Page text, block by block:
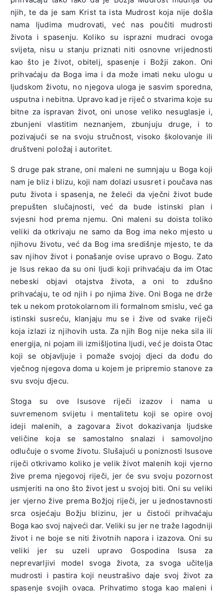
njih, te da je sam Krist ta ista Mudrost koja nije došla
nama ljudima mudrovati, već nas poučiti mudrosti
života i spasenju. Koliko su isprazni mudraci ovoga
svijeta, nisu u stanju priznati niti osnovne vrijednosti
kao što je život, obitelj, spasenje i Božji zakon. Oni
prihvaćaju da Boga ima i da može imati neku ulogu u
ljudskom životu, no njegova uloga je sasvim sporedna,
usputna i nebitna. Upravo kad je riječ o stvarima koje su
bitne za ispravan život, oni unose veliko nesuglasje i,
zbunjeni vlastitim neznanjem, zbunjuju druge, i to
pozivajući se na svoju stručnost, visoko školovanje ili
društveni položaj i autoritet.
S druge pak strane, oni maleni ne sumnjaju u Boga koji
nam je bliz i blizu, koji nam dolazi ususret i poučava nas
putu života i spasenja, ne želeći da vječni život bude
prepušten slučajnosti, već da bude istinski plan i
svjesni hod prema njemu. Oni maleni su doista toliko
veliki da otkrivaju ne samo da Bog ima neko mjesto u
njihovu životu, već da Bog ima središnje mjesto, te da
sav njihov život i ponašanje ovise upravo o Bogu. Zato
je Isus rekao da su oni ljudi koji prihvaćaju da im Otac
nebeski objavi otajstva života, a oni to zdušno
prihvaćaju, te od njih i po njima žive. Oni Boga ne drže
tek u nekom protokolarnom ili formalnom smislu, već ga
istinski susreću, klanjaju mu se i žive od svake riječi
koja izlazi iz njihovih usta. Za njih Bog nije neka sila ili
energija, ni pojam ili izmišljotina ljudi, već je doista Otac
koji se objavljuje i pomaže svojoj djeci da dođu do
vječnog njegova doma u kojem je pripremio stanove za
svu svoju djecu.
Stoga su ove Isusove riječi izazov i nama u
suvremenom svijetu i mentalitetu koji se opire ovoj
ideji malenih, a zagovara život dokazivanja ljudske
veličine koja se samostalno snalazi i samovoljno
odlučuje o svome životu. Slušajući u poniznosti Isusove
riječi otkrivamo koliko je velik život malenih koji vjerno
žive prema njegovoj riječi, jer će svu svoju pozornost
usmjeriti na ono što život jest u svojoj biti. Oni su veliki
jer vjerno žive prema Božjoj riječi, jer u jednostavnosti
srca osjećaju Božju blizinu, jer u čistoći prihvaćaju
Boga kao svoj najveći dar. Veliki su jer ne traže lagodniji
život i ne boje se niti životnih napora i izazova. Oni su
veliki jer su uzeli upravo Gospodina Isusa za
neprevarljivi model svoga života, za svoga učitelja
mudrosti i pastira koji neustrašivo daje svoj život za
spasenje svojih ovaca. Prihvatimo stoga kao maleni i